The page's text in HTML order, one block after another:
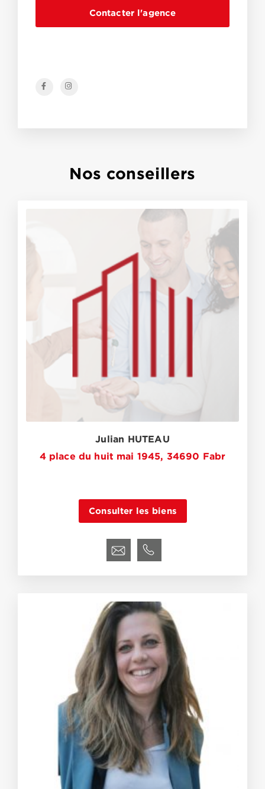
Contacter l'agence
Nos conseillers
Julian HUTEAU
4 place du huit mai 1945, 34690 Fabr
Consulter les biens